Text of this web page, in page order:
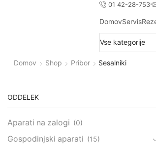
01 42-28-753
DomovServis
Domov Shop Pribor Sesalniki
ODDELEK
Aparati na zalogi (0)
Gospodinjski aparati (15)